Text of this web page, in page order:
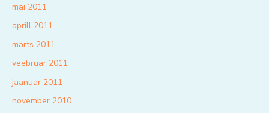
mai 2011
aprill 2011
märts 2011
veebruar 2011
jaanuar 2011
november 2010